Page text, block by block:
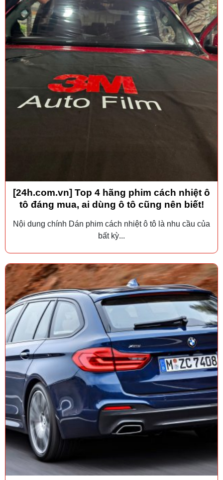
[24h.com.vn] Top 4 hãng phim cách nhiệt ô
tô đáng mua, ai dùng ô tô cũng nên biết!
Nội dung chính Dán phim cách nhiệt ô tô là nhu cầu của
bất kỳ...